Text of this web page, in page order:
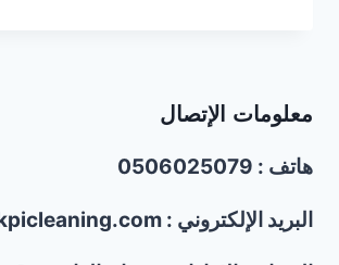
تصل40%
معلومات الإتصال
هاتف : 0506025079
البريد الإلكتروني : admin@kpicleaning.com